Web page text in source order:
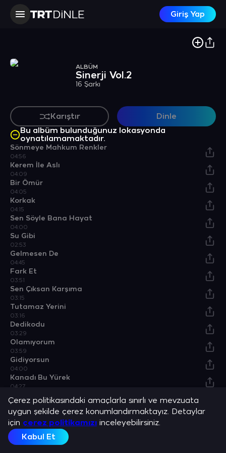
Giriş Yap
ALBÜM
Sinerji Vol.2
16 Şarkı
Karıştır
Dinle
Bu albüm bulunduğunuz lokasyonda
oynatılamamaktadır.
Sönmeye Mahkum Renkler
04:56
Kerem İle Aslı
04:09
Bir Ömür
04:05
Korkak
04:15
Sen Söyle Bana Hayat
04:00
Su Gibi
02:53
Gelmesen De
04:45
Fark Et
03:51
Sen Çıksan Karşıma
03:15
Tutamaz Yerini
03:16
Dedikodu
03:29
Olamıyorum
03:59
Gidiyorsun
04:00
Kanadı Bu Yürek
04:27
Özel Bir Neden
04:37
Bossa Night
04:40
Çerez politikasındaki amaçlarla sınırlı ve mevzuata
uygun şekilde çerez konumlandırmaktayız. Detaylar
için çerez politikamızı inceleyebilirsiniz.
Kabul Et